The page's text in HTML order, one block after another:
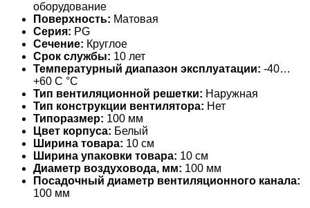
оборудование
Поверхность: Матовая
Серия: PG
Сечение: Круглое
Срок службы: 10 лет
Температурный диапазон эксплуатации: -40…
+60 С °С
Тип вентиляционной решетки: Наружная
Тип конструкции вентилятора: Нет
Типоразмер: 100 мм
Цвет корпуса: Белый
Ширина товара: 10 см
Ширина упаковки товара: 10 см
Диаметр воздуховода, мм: 100 мм
Посадочный диаметр вентиляционного канала:
100 мм